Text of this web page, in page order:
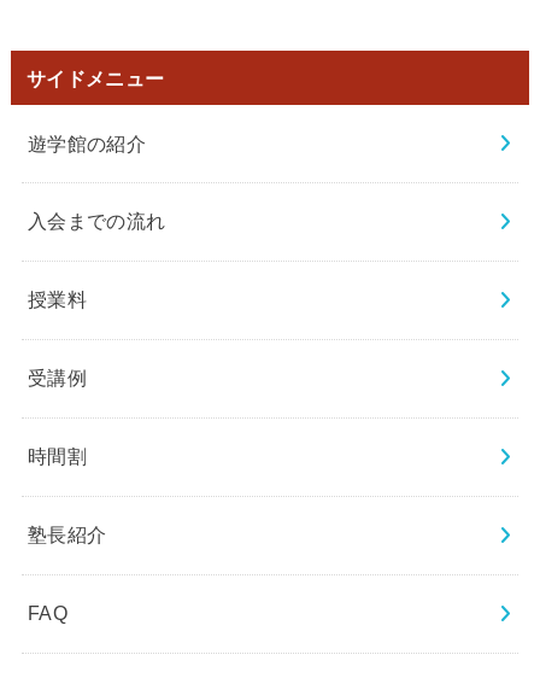
サイドメニュー
遊学館の紹介
入会までの流れ
授業料
受講例
時間割
塾長紹介
FAQ